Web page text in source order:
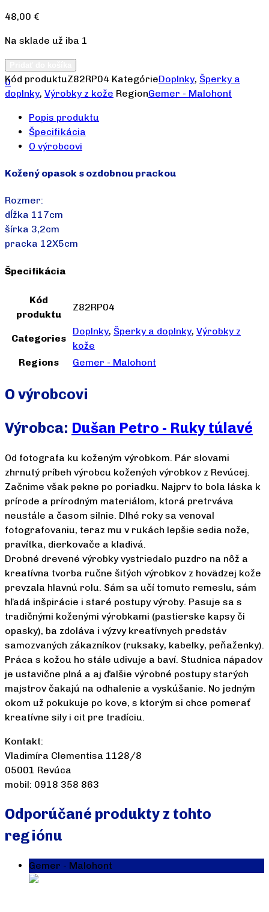
0
48,00 €
Na sklade už iba 1
Kód produktuZ82RP04 KategórieDoplnky, Šperky a
doplnky, Výrobky z kože RegionGemer - Malohont
Popis produktu
Špecifikácia
O výrobcovi
Kožený opasok s ozdobnou prackou
Rozmer:
dĺžka 117cm
šírka 3,2cm
pracka 12X5cm
Špecifikácia
Kód
produktu
Z82RP04
Categories
Doplnky, Šperky a doplnky, Výrobky z
kože
Regions
Gemer - Malohont
O výrobcovi
Výrobca: Dušan Petro - Ruky túlavé
Od fotografa ku koženým výrobkom. Pár slovami
zhrnutý príbeh výrobcu kožených výrobkov z Revúcej.
Začnime však pekne po poriadku. Najprv to bola láska k
prírode a prírodným materiálom, ktorá pretrváva
neustále a časom silnie. Dlhé roky sa venoval
fotografovaniu, teraz mu v rukách lepšie sedia nože,
pravítka, dierkovače a kladivá.
Drobné drevené výrobky vystriedalo puzdro na nôž a
kreatívna tvorba ručne šitých výrobkov z hovädzej kože
prevzala hlavnú rolu. Sám sa učí tomuto remeslu, sám
hľadá inšpirácie i staré postupy výroby. Pasuje sa s
tradičnými koženými výrobkami (pastierske kapsy či
opasky), ba zdoláva i výzvy kreatívnych predstáv
samozvaných zákazníkov (ruksaky, kabelky, peňaženky).
Práca s kožou ho stále udivuje a baví. Studnica nápadov
je ustavične plná a aj ďalšie výrobné postupy starých
majstrov čakajú na odhalenie a vyskúšanie. No jedným
okom už pokukuje po kove, s ktorým si chce pomerať
kreatívne sily i cit pre tradíciu.
Kontakt:
Vladimíra Clementisa 1128/8
05001 Revúca
mobil: 0918 358 863
Odporúčané produkty z tohto
regiónu
Gemer - Malohont